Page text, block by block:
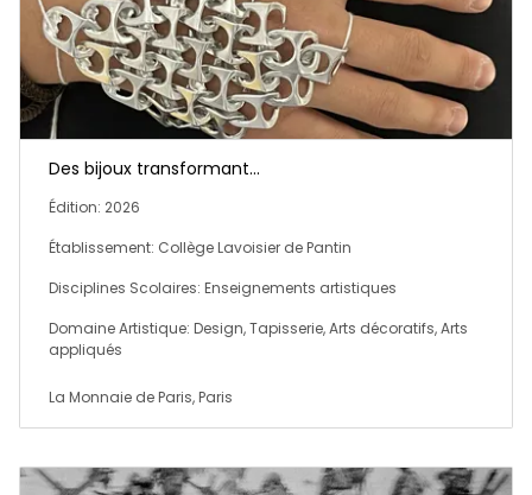
Des bijoux transformant...
Édition: 2026
Établissement: Collège Lavoisier de Pantin
Disciplines Scolaires: Enseignements artistiques
Domaine Artistique: Design, Tapisserie, Arts décoratifs, Arts
appliqués
La Monnaie de Paris, Paris